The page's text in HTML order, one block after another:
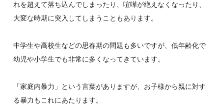
れを超えて落ち込んでしまったり、喧嘩が絶えなくなったり、
大変な時期に突入してしまうこともあります。
中学生や高校生などの思春期の問題も多いですが、低年齢化で
幼児や小学生でも非常に多くなってきています。
「家庭内暴力」という言葉がありますが、お子様から親に対す
る暴力もこれにあたります。